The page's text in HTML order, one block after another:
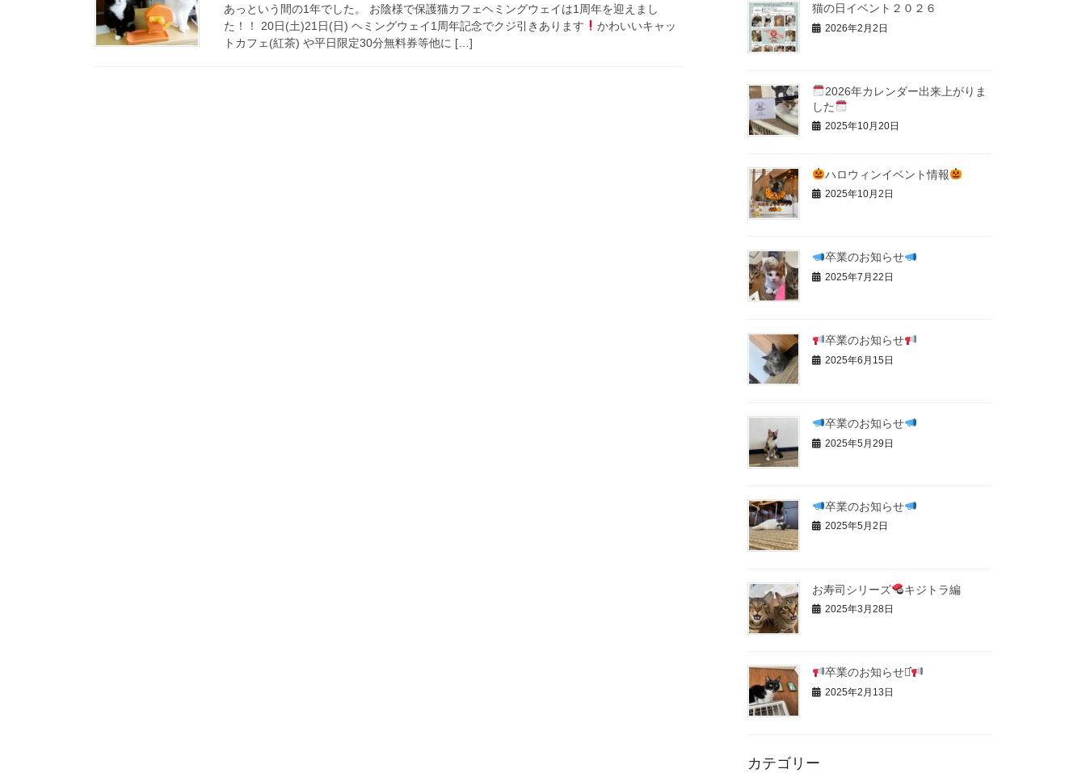
あっという間の1年でした。 お陰様で保護猫カフェヘミングウェイは1周年を迎えまし
た！！ 20日(土)21日(日) ヘミングウェイ1周年記念でクジ引きあります
かわいいキャッ
トカフェ(紅茶) や平日限定30分無料券等他に […]
猫の日イベント２０２６
2026年2月2日
2026年カレンダー出来上がりま
した
2025年10月20日
ハロウィンイベント情報
2025年10月2日
卒業のお知らせ
2025年7月22日
卒業のお知らせ
2025年6月15日
卒業のお知らせ
2025年5月29日
卒業のお知らせ
2025年5月2日
お寿司シリーズ キジトラ編
2025年3月28日
卒業のお知らせ⋆͛
2025年2月13日
カテゴリー